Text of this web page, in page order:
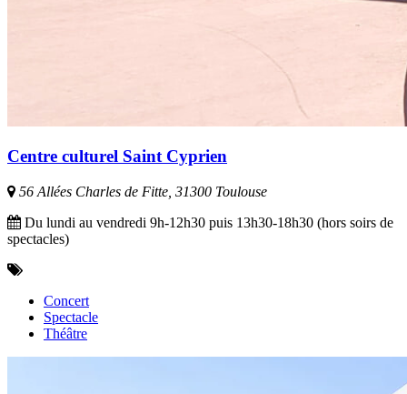
Centre culturel Saint Cyprien
56 Allées Charles de Fitte, 31300 Toulouse
Du lundi au vendredi 9h-12h30 puis 13h30-18h30 (hors soirs de
spectacles)
Concert
Spectacle
Théâtre